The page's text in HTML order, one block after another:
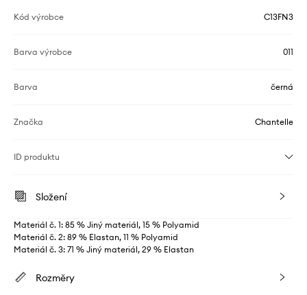
Kód výrobce C13FN3
Barva výrobce 011
Barva černá
Značka Chantelle
ID produktu
Složení
Materiál č. 1: 85 % Jiný materiál, 15 % Polyamid
Materiál č. 2: 89 % Elastan, 11 % Polyamid
Materiál č. 3: 71 % Jiný materiál, 29 % Elastan
Rozměry